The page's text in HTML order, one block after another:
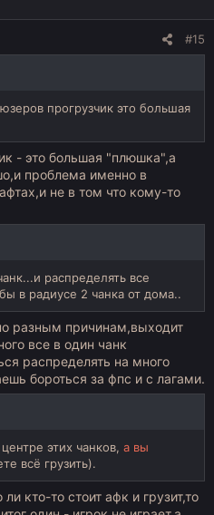
#15
прогрузчик это большая
- это большая "плюшка",а
проблема именно в
не в том что кому-то
распределять все
в радиусе 2 чанка от дома..
разным причинам,выходит
все в один чанк
распределять на много
бороться за фпс и с лагами.
этих чанков, а вы
всё грузить).
кто-то стоит афк и грузит,то